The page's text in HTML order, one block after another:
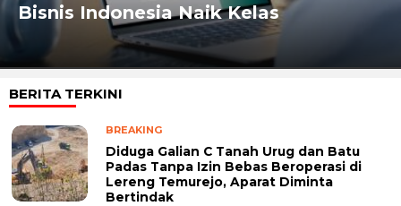
Bisnis Indonesia Naik Kelas
BERITA TERKINI
BREAKING
Diduga Galian C Tanah Urug dan Batu
Padas Tanpa Izin Bebas Beroperasi di
Lereng Temurejo, Aparat Diminta
Bertindak